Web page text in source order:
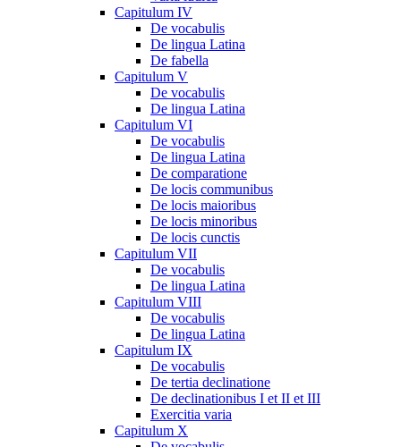
Capitulum IV
De vocabulis
De lingua Latina
De fabella
Capitulum V
De vocabulis
De lingua Latina
Capitulum VI
De vocabulis
De lingua Latina
De comparatione
De locis communibus
De locis maioribus
De locis minoribus
De locis cunctis
Capitulum VII
De vocabulis
De lingua Latina
Capitulum VIII
De vocabulis
De lingua Latina
Capitulum IX
De vocabulis
De tertia declinatione
De declinationibus I et II et III
Exercitia varia
Capitulum X